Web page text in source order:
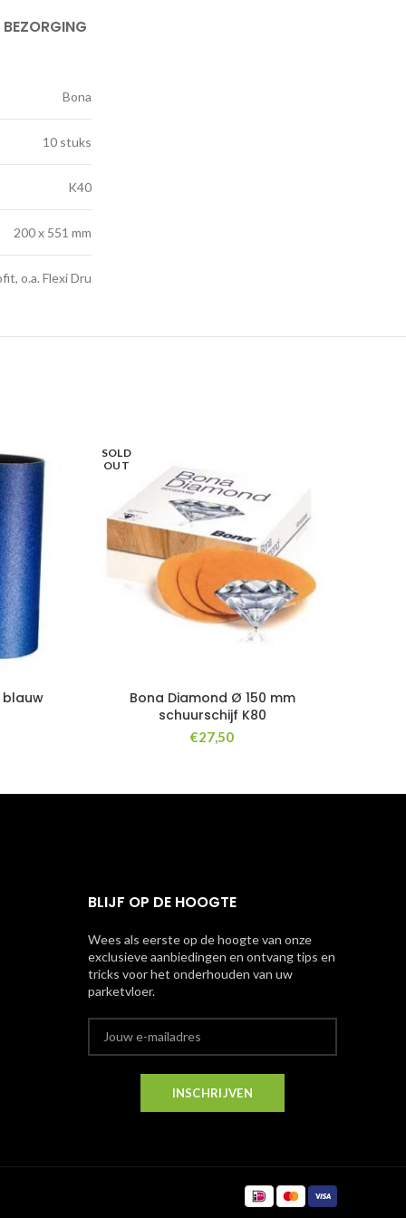
Bona
10 stuks
K40
200 x 551 mm
o.a. Flexi Dru
blauw
SOLD
OUT
Bona Diamond Ø 150 mm
schuurschijf K80
€27,50
BLIJF OP DE HOOGTE
Wees als eerste op de hoogte van onze
exclusieve aanbiedingen en ontvang tips en
tricks voor het onderhouden van uw
parketvloer.